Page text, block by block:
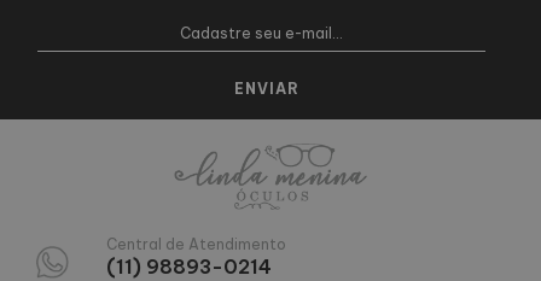
Central de Atendimento
(11) 98893-0214